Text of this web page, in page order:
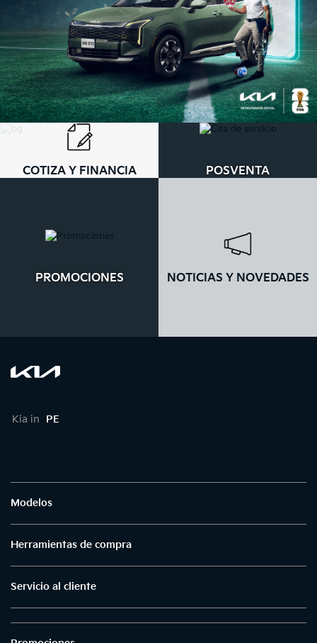
COTIZA Y FINANCIA POSVENTA
PROMOCIONES NOTICIAS Y NOVEDADES
Kia in PE
Modelos
Herramientas de compra
Servicio al cliente